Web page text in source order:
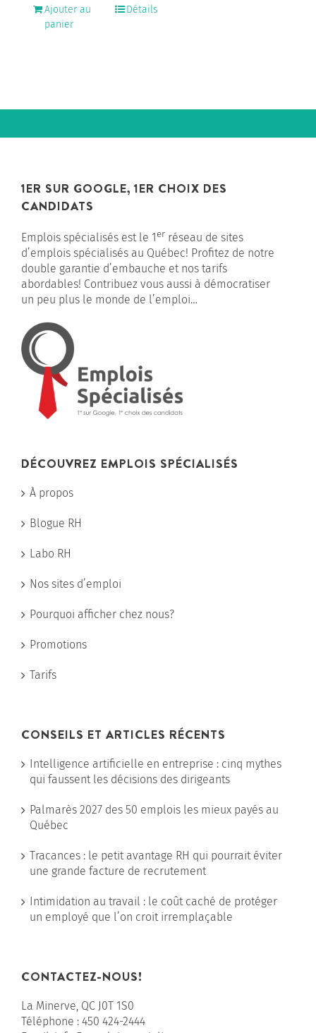
Ajouter au
panier
Détails
1ER SUR GOOGLE, 1ER CHOIX DES
CANDIDATS
Emplois spécialisés est le 1er réseau de sites
d’emplois spécialisés au Québec! Profitez de notre
double garantie d’embauche et nos tarifs
abordables! Contribuez vous aussi à démocratiser
un peu plus le monde de l’emploi…
DÉCOUVREZ EMPLOIS SPÉCIALISÉS
À propos
Blogue RH
Labo RH
Nos sites d’emploi
Pourquoi afficher chez nous?
Promotions
Tarifs
CONSEILS ET ARTICLES RÉCENTS
Intelligence artificielle en entreprise : cinq mythes
qui faussent les décisions des dirigeants
Palmarès 2027 des 50 emplois les mieux payés au
Québec
Tracances : le petit avantage RH qui pourrait éviter
une grande facture de recrutement
Intimidation au travail : le coût caché de protéger
un employé que l’on croit irremplaçable
CONTACTEZ-NOUS!
La Minerve, QC J0T 1S0
Téléphone : 450 424-2444